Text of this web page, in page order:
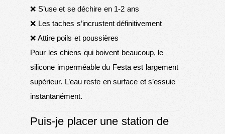
❌ S’use et se déchire en 1-2 ans
❌ Les taches s’incrustent définitivement
❌ Attire poils et poussières
Pour les chiens qui boivent beaucoup, le
silicone imperméable du Festa est largement
supérieur. L’eau reste en surface et s’essuie
instantanément.
Puis-je placer une station de